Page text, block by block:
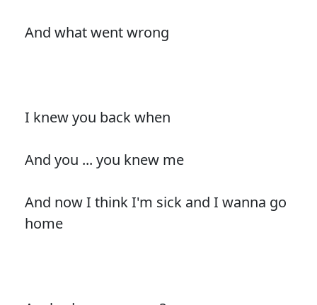
And what went wrong
I knew you back when
And you ... you knew me
And now I think I'm sick and I wanna go
home